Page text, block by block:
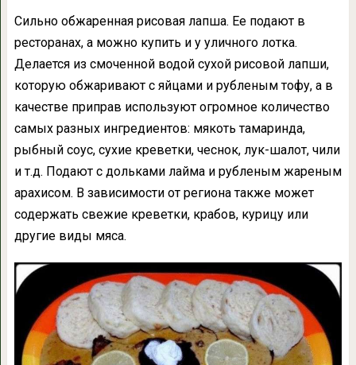
Сильно обжаренная рисовая лапша. Ее подают в
ресторанах, а можно купить и у уличного лотка.
Делается из смоченной водой сухой рисовой лапши,
которую обжаривают с яйцами и рубленым тофу, а в
качестве приправ используют огромное количество
самых разных ингредиентов: мякоть тамаринда,
рыбный соус, сухие креветки, чеснок, лук-шалот, чили
и т.д. Подают с дольками лайма и рубленым жареным
арахисом. В зависимости от региона также может
содержать свежие креветки, крабов, курицу или
другие виды мяса.